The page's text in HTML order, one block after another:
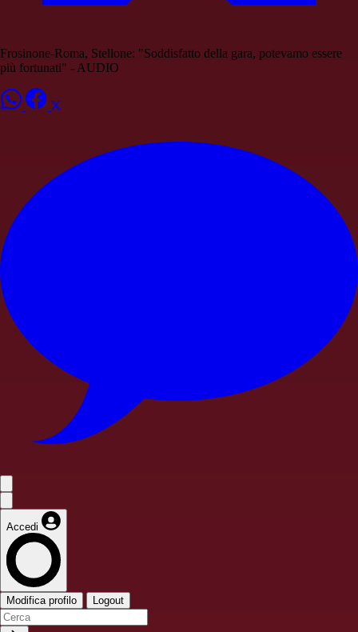
Frosinone-Roma, Stellone: "Soddisfatto della gara, potevamo essere
più fortunati" - AUDIO
Accedi
Modifica profilo Logout